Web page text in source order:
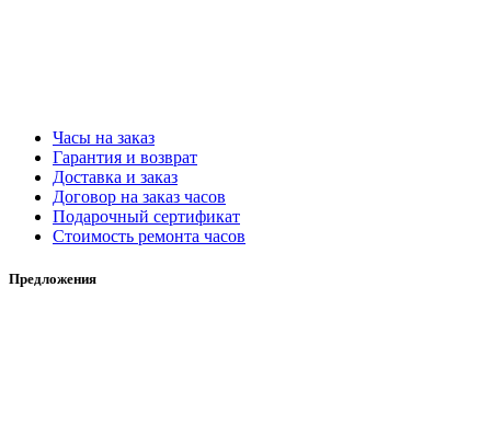
Часы на заказ
Гарантия и возврат
Доставка и заказ
Договор на заказ часов
Подарочный сертификат
Стоимость ремонта часов
Предложения